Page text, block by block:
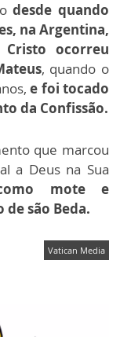
desde quando
na Argentina,
ocorreu
, quando o
e foi tocado
da Confissão.
que marcou
a Deus na Sua
mote e
são Beda.
Vatican Media